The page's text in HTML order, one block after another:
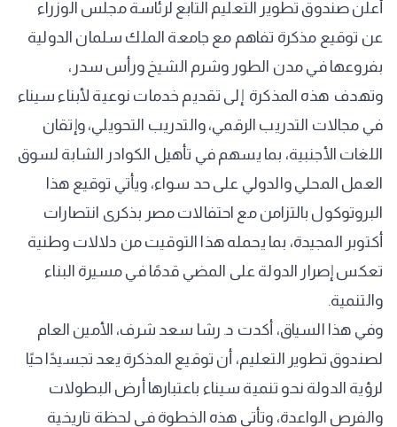
أعلن صندوق تطوير التعليم التابع لرئاسة مجلس الوزراء
عن توقيع مذكرة تفاهم مع جامعة الملك سلمان الدولية
بفروعها في مدن الطور وشرم الشيخ ورأس سدر،
وتهدف هذه المذكرة إلى تقديم خدمات نوعية لأبناء سيناء
في مجالات التدريب الرقمي، والتدريب التحويلي، وإتقان
اللغات الأجنبية، بما يسهم في تأهيل الكوادر الشابة لسوق
العمل المحلي والدولي على حد سواء، ويأتي توقيع هذا
البروتوكول بالتزامن مع احتفالات مصر بذكرى انتصارات
أكتوبر المجيدة، بما يحمله هذا التوقيت من دلالات وطنية
تعكس إصرار الدولة على المضي قدمًا في مسيرة البناء
والتنمية.
وفي هذا السياق، أكدت د. رشا سعد شرف، الأمين العام
لصندوق تطوير التعليم، أن توقيع المذكرة يعد تجسيدًا حيًا
لرؤية الدولة نحو تنمية سيناء باعتبارها أرض البطولات
والفرص الواعدة، وتأتي هذه الخطوة في لحظة تاريخية